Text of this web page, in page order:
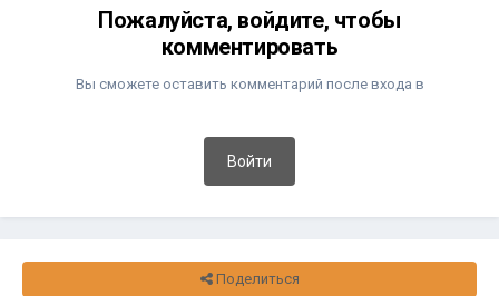
Пожалуйста, войдите, чтобы
комментировать
Вы сможете оставить комментарий после входа в
Войти
Поделиться